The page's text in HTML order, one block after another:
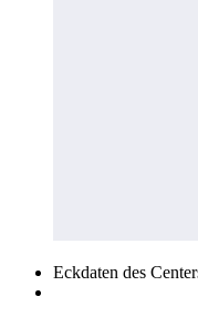
Eckdaten des